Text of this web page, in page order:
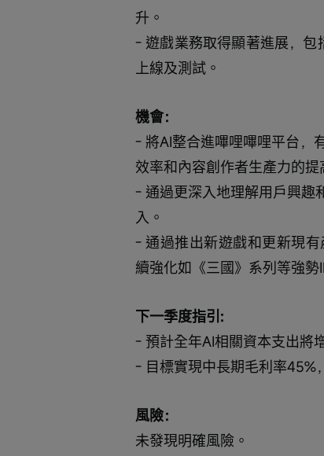
升。
- 遊戲業務取得顯著進展，
上線及測試。
機會：
- 將AI整合進嗶哩嗶哩平台，
效率和內容創作者生產力的提
- 通過更深入地理解用戶興趣
入。
- 通過推出新遊戲和更新現
續強化如《三國》系列等強勢
下一季度指引:
- 預計全年AI相關資本支出將
- 目標實現中長期毛利率45%
風險：
未發現明確風險。